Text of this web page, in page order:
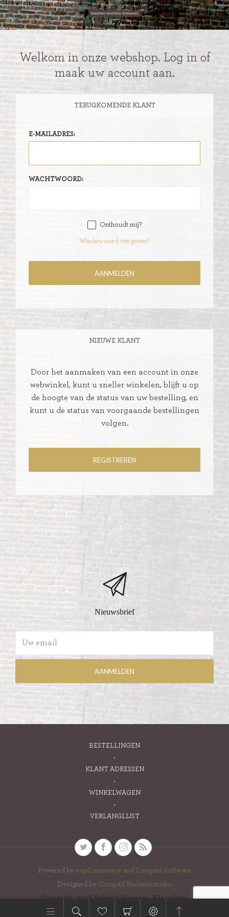
Welkom in onze webshop. Log in of
maak uw account aan.
TERUGKOMENDE KLANT
E-MAILADRES:
WACHTWOORD:
Onthoudt mij?
Wachtwoord vergeten?
NIEUWE KLANT
Door het aanmaken van een account in onze
webwinkel, kunt u sneller winkelen, blijft u op
de hoogte van de status van uw bestelling, en
kunt u de status van voorgaande bestellingen
volgen.
Nieuwsbrief
BESTELLINGEN
KLANT ADRESSEN
WINKELWAGEN
VERLANGLIJST
Powered by nopCommerce and Compad Software
Designed by Compad Reclamestudio
Copyright ; 2026 Bakkerij Hermans. Alle rechten
voorbehouden.